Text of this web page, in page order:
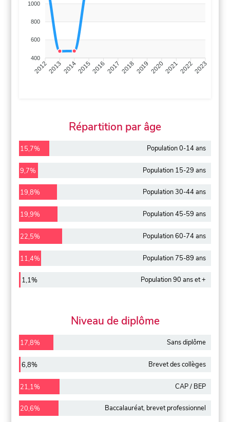
1000
800
600
400
201220132014201520162017 20182019 2020202120222023
Répartition par âge
15,7% Population 0-14 ans
9,7% Population 15-29 ans
19,8% Population 30-44 ans
19,9% Population 45-59 ans
22,5% Population 60-74 ans
11,4% Population 75-89 ans
1,1% Population 90 ans et +
Niveau de diplôme
17,8% Sans diplôme
6,8% Brevet des collèges
21,1% CAP / BEP
20,6% Baccalauréat, brevet professionnel